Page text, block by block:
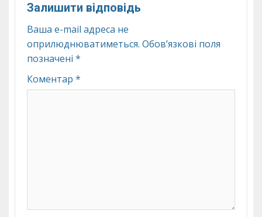
Залишити відповідь
Ваша e-mail адреса не
оприлюднюватиметься. Обов’язкові поля
позначені *
Коментар *